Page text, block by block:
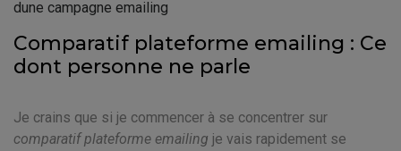
dune campagne emailing
Comparatif plateforme emailing : Ce
dont personne ne parle
Je crains que si je commencer à se concentrer sur
comparatif plateforme emailing je vais rapidement se